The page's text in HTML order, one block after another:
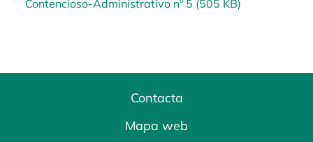
Contencioso-Administrativo nº 5 (505 KB)
Contacta
Mapa web